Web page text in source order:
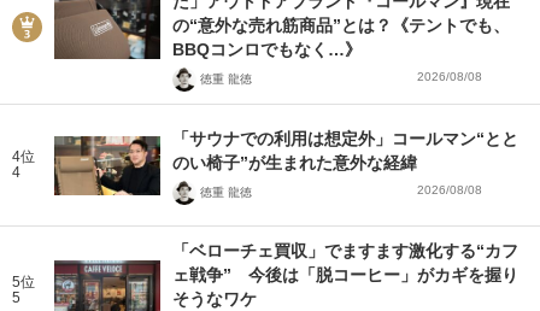
の“意外な売れ筋商品”とは？《テントでも、
BBQコンロでもなく…》
徳重 龍徳 2026/08/08
4位
4
「サウナでの利用は想定外」コールマン“とと
のい椅子”が生まれた意外な経緯
徳重 龍徳 2026/08/08
5位
5
「ベローチェ買収」でますます激化する“カフ
ェ戦争” 今後は「脱コーヒー」がカギを握り
そうなワケ